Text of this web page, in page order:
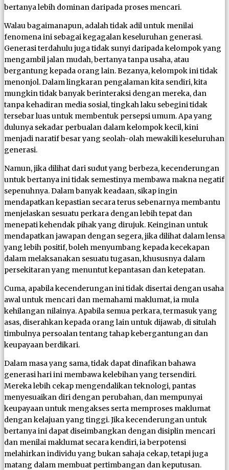
bertanya lebih dominan daripada proses mencari.
Walau bagaimanapun, adalah tidak adil untuk menilai
fenomena ini sebagai kegagalan keseluruhan generasi.
Generasi terdahulu juga tidak sunyi daripada kelompok yang
mengambil jalan mudah, bertanya tanpa usaha, atau
bergantung kepada orang lain. Bezanya, kelompok ini tidak
menonjol. Dalam lingkaran pengalaman kita sendiri, kita
mungkin tidak banyak berinteraksi dengan mereka, dan
tanpa kehadiran media sosial, tingkah laku sebegini tidak
tersebar luas untuk membentuk persepsi umum. Apa yang
dulunya sekadar perbualan dalam kelompok kecil, kini
menjadi naratif besar yang seolah-olah mewakili keseluruhan
generasi.
Namun, jika dilihat dari sudut yang berbeza, kecenderungan
untuk bertanya ini tidak semestinya membawa makna negatif
sepenuhnya. Dalam banyak keadaan, sikap ingin
mendapatkan kepastian secara terus sebenarnya membantu
menjelaskan sesuatu perkara dengan lebih tepat dan
menepati kehendak pihak yang dirujuk. Keinginan untuk
mendapatkan jawapan dengan segera, jika dilihat dalam lensa
yang lebih positif, boleh menyumbang kepada kecekapan
dalam melaksanakan sesuatu tugasan, khususnya dalam
persekitaran yang menuntut kepantasan dan ketepatan.
Cuma, apabila kecenderungan ini tidak disertai dengan usaha
awal untuk mencari dan memahami maklumat, ia mula
kehilangan nilainya. Apabila semua perkara, termasuk yang
asas, diserahkan kepada orang lain untuk dijawab, di situlah
timbulnya persoalan tentang tahap kebergantungan dan
keupayaan berdikari.
Dalam masa yang sama, tidak dapat dinafikan bahawa
generasi hari ini membawa kelebihan yang tersendiri.
Mereka lebih cekap mengendalikan teknologi, pantas
menyesuaikan diri dengan perubahan, dan mempunyai
keupayaan untuk mengakses serta memproses maklumat
dengan kelajuan yang tinggi. Jika kecenderungan untuk
bertanya ini dapat diseimbangkan dengan disiplin mencari
dan menilai maklumat secara kendiri, ia berpotensi
melahirkan individu yang bukan sahaja cekap, tetapi juga
matang dalam membuat pertimbangan dan keputusan.